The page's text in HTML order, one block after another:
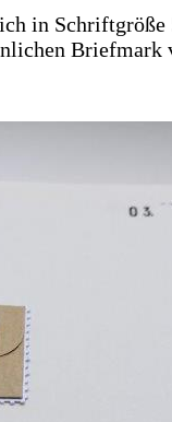
in
Briefmark